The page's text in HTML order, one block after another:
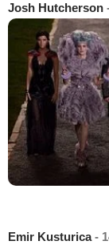
Josh Hutcherson
Emir Kusturica-